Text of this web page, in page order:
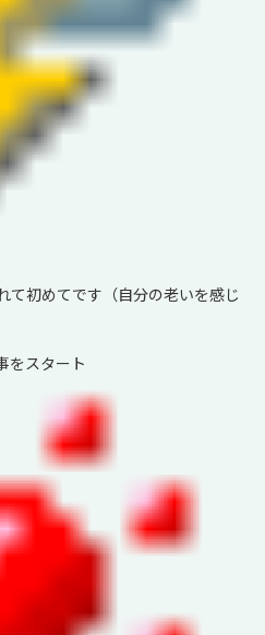
て初めてです（自分の老いを感じ
をスタート